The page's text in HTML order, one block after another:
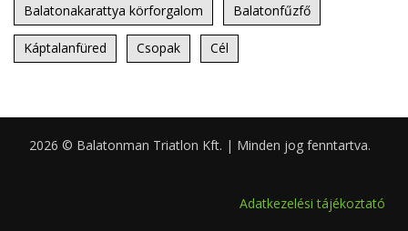
Balatonakarattya körforgalom Balatonfűzfő
Káptalanfüred Csopak Cél
2026 © Balatonman Triatlon Kft. | Minden jog fenntartva.
Adatkezelési tájékoztató